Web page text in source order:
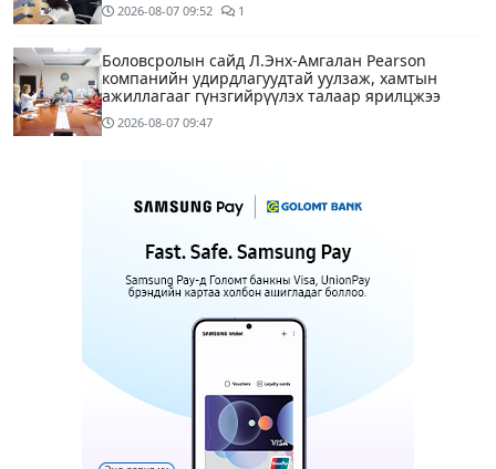
2026-08-07 09:52 1
Боловсролын сайд Л.Энх-Амгалан Pearson
компанийн удирдлагуудтай уулзаж, хамтын
ажиллагааг гүнзгийрүүлэх талаар ярилцжээ
2026-08-07 09:47
2 цагийн өмнө
С.Амарсайхан: Дуусаагүй барилгад урьдчилсан
байдлаар зөвшөөрөл гэрчилгээ олгохгүй байхаар
зохион байгуулалт хий
МАРГААШ: Улаанбаатарт 29 хэм дулаан байна
13 цагийн өмнө